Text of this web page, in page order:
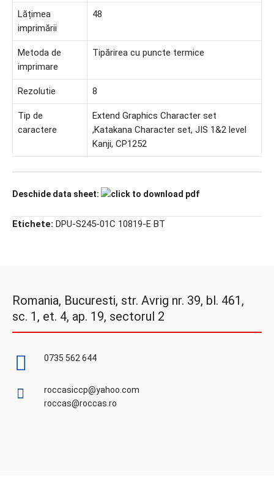
Lățimea
imprimării
48
Metoda de
imprimare
Tipărirea cu puncte termice
Rezolutie 8
Tip de
caractere
Extend Graphics Character set
,Katakana Character set, JIS 1&2 level
Kanji, CP1252
Deschide data sheet:
Etichete: DPU-S245-01C 10819-E BT
Romania, Bucuresti, str. Avrig nr. 39, bl. 461,
sc. 1, et. 4, ap. 19, sectorul 2
0735 562 644
roccasiccp@yahoo.com
roccas@roccas.ro